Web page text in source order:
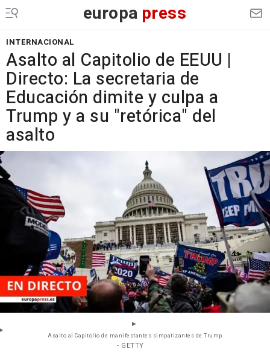
europa press
INTERNACIONAL
Asalto al Capitolio de EEUU |
Directo: La secretaria de
Educación dimite y culpa a
Trump y a su "retórica" del
asalto
Asalto al Capitolio de manifestantes simpatizantes de Trump
- GETTY